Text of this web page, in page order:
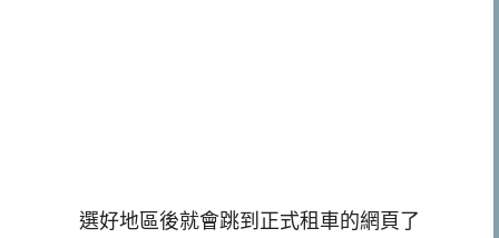
選好地區後就會跳到正式租車的網頁了